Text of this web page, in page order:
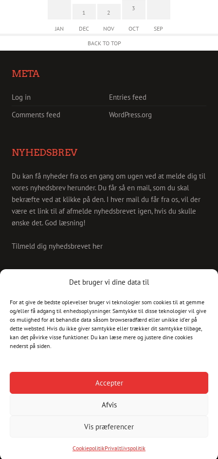
Det bruger vi dine data til
For at give de bedste oplevelser bruger vi teknologier som cookies til at gemme
og/eller få adgang til enhedsoplysninger. Samtykke til disse teknologier vil give
os mulighed for at behandle data såsom browseradfærd eller unikke id'er på
dette websted. Hvis du ikke giver samtykke eller trækker dit samtykke tilbage,
kan det påvirke visse funktioner. Du kan læse mere og justere dine cookies
nederst på siden.
Accepter
Afvis
Vis præferencer
CookiepolitikPrivaltlivspolitik
JAN
1
DEC
2
NOV
3
OCT
SEP
BACK TO TOP
META
Log in
Entries feed
Comments feed
WordPress.org
NYHEDSBREV
Du kan få nyheder fra os en gang om ugen ved at melde dig til
vores nyhedsbrev herunder. Du får så en mail, som du skal
bekræfte ved at klikke på den. I hver mail du får fra os, vil der
være et link til af afmelde nyhedsbrevet igen, hvis du skulle
ønske det. God læsning!
Tilmeld dig nyhedsbrevet her
Skriv til os på
info@christianshavnskvarter.dk
Christiania
Kultur
Havnen
Cookiepolitik
Privaltlivspolitik